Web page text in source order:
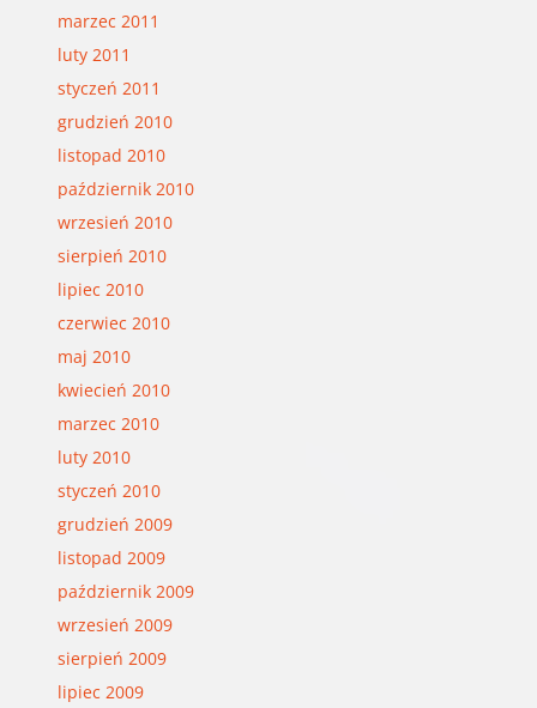
marzec 2011
luty 2011
styczeń 2011
grudzień 2010
listopad 2010
październik 2010
wrzesień 2010
sierpień 2010
lipiec 2010
czerwiec 2010
maj 2010
kwiecień 2010
marzec 2010
luty 2010
styczeń 2010
grudzień 2009
listopad 2009
październik 2009
wrzesień 2009
sierpień 2009
lipiec 2009